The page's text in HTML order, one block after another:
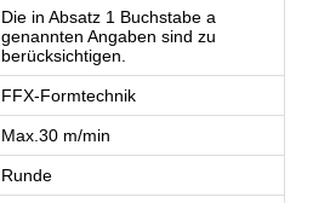
Die in Absatz 1 Buchstabe a
genannten Angaben sind zu
berücksichtigen.
FFX-Formtechnik
Max.30 m/min
Runde